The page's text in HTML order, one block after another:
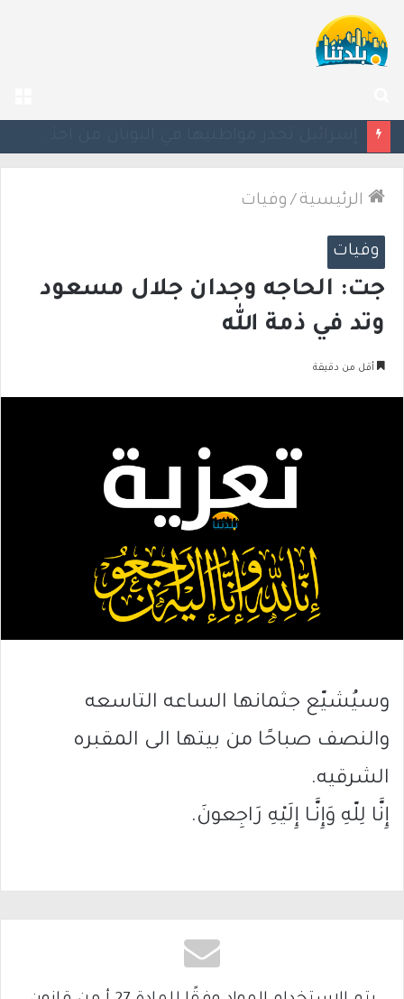
عن
الرئيسية / وفيات
وفيات
جت: الحاجه وجدان جلال مسعود
وتد في ذمة الله
أقل من دقيقة
وسيُشيّع جثمانها الساعه التاسعه
والنصف صباحًا من بيتها الى المقبره
الشرقيه.
إِنَّا لِلّهِ وَإِنَّـا إِلَيْهِ رَاجِعونَ.